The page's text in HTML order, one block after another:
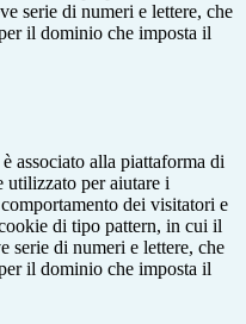
serie di numeri e lettere, che
il dominio che imposta il
associato alla piattaforma di
per aiutare i
dei visitatori e
di tipo pattern, in cui il
serie di numeri e lettere, che
il dominio che imposta il